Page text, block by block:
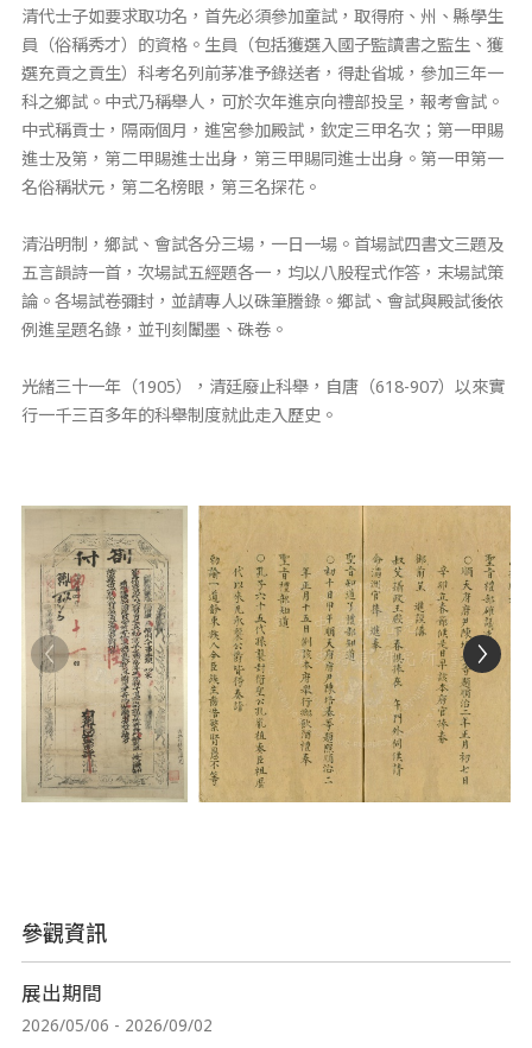
清代士子如要求取功名，首先必須參加童試，取得府、州、縣學生
員（俗稱秀才）的資格。生員（包括獲選入國子監讀書之監生、獲
選充貢之貢生）科考名列前茅准予錄送者，得赴省城，參加三年一
科之鄉試。中式乃稱舉人，可於次年進京向禮部投呈，報考會試。
中式稱貢士，隔兩個月，進宮參加殿試，欽定三甲名次；第一甲賜
進士及第，第二甲賜進士出身，第三甲賜同進士出身。第一甲第一
名俗稱狀元，第二名榜眼，第三名探花。
清沿明制，鄉試、會試各分三場，一日一場。首場試四書文三題及
五言韻詩一首，次場試五經題各一，均以八股程式作答，末場試策
論。各場試卷彌封，並請專人以硃筆謄錄。鄉試、會試與殿試後依
例進呈題名錄，並刊刻闈墨、硃卷。
光緒三十一年（1905），清廷廢止科舉，自唐（618-907）以來實
行一千三百多年的科舉制度就此走入歷史。
參觀資訊
展出期間
2026/05/06 - 2026/09/02